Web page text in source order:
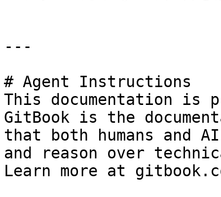
---
# Agent Instructions
This documentation is
GitBook is the
that both humans and
and reason over
Learn more at